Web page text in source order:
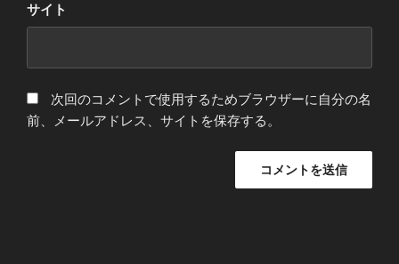
サイト
次回のコメントで使用するためブラウザーに自分の名
前、メールアドレス、サイトを保存する。